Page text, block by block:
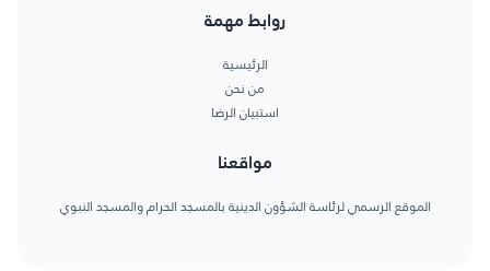
روابط مهمة
الرئيسية
من نحن
استبيان الرضا
مواقعنا
الموقع الرسمي لرئاسة الشؤون الدينية بالمسجد الحرام والمسجد النبوي